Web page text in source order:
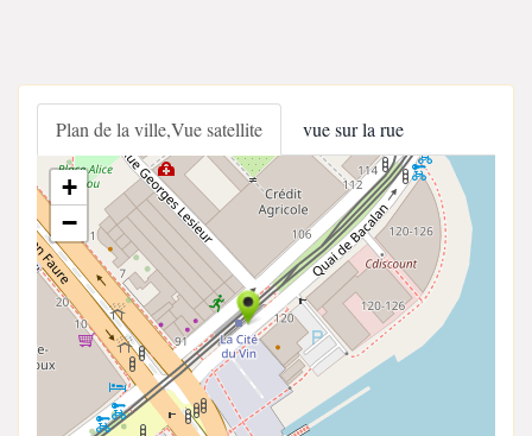
Plan de la ville,Vue satellite vue sur la rue
+
−